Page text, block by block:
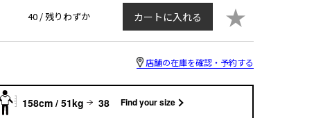
40 /残りわずか カートに入れる ★
店舗の在庫を確認・予約する
158cm / 51kg 38 Find your size